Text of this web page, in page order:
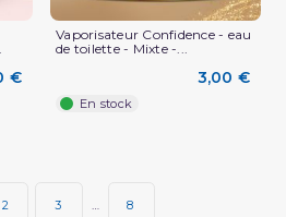
€
Vaporisateur Confidence - eau
de toilette - Mixte -...
3,00 €
En stock
2 3 … 8